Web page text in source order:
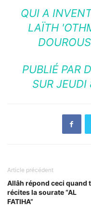
QUI A
LAÏTH
PUBLIÉ PAR
SUR JEUDI
Article précédent
Allâh répond ceci quand
récites la sourate “AL
FATIHA”